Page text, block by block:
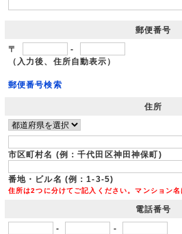
郵便番号
〒
-
（入力後、住所自動表示）
郵便番号検索
住所
市区町村名 (例：千代田区神田神保町)
番地・ビル名 (例：1-3-5)
住所は2つに分けてご記入ください。マンション名
電話番号
- -